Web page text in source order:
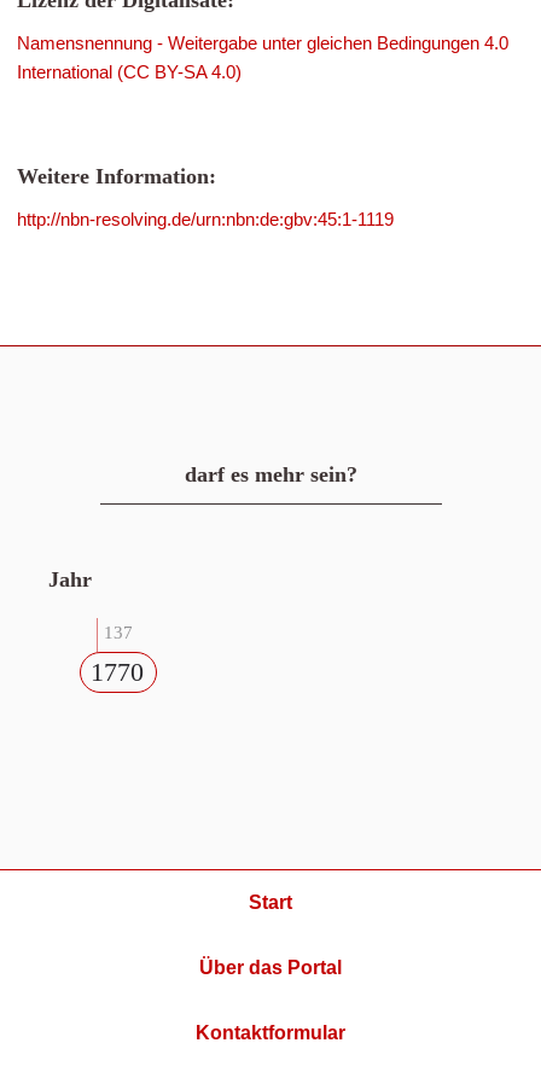
Namensnennung - Weitergabe unter gleichen Bedingungen 4.0
International (CC BY-SA 4.0)
Weitere Information:
http://nbn-resolving.de/urn:nbn:de:gbv:45:1-1119
darf es mehr sein?
Jahr
137
1770
Start
Über das Portal
Kontaktformular